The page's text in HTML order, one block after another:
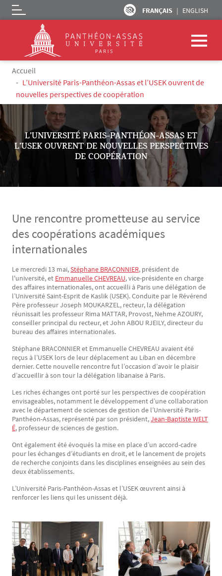
Aller au contenu principal
FRANÇAIS ENGLISH
Logo
Fil d'Ariane
Accueil
L’Université Paris-Panthéon-Assas et l’USEK ouvrent de
nouvelles perspectives de coopération
L’UNIVERSITÉ PARIS-PANTHÉON-ASSAS ET
L’USEK OUVRENT DE NOUVELLES PERSPECTIVES
DE COOPÉRATION
Une rencontre prometteuse au service
des coopérations académiques
internationales
Texte
Le mercredi 13 mai,Stéphane BRACONNIER, président de
l'université, et Emmanuelle CHEVREAU, vice-présidente en charge
des affaires internationales, ont accueilli à Paris une délégation de
l’Université Saint-Esprit de Kaslik (USEK). Conduite par le Révérend
Père professeur Joseph MOUKARZEL, recteur, la délégation
réunissait les professeur Rima MATTAR, Provost, Nehme AZOURY,
conseiller principal du recteur, et John ABOU RJEILY, directeur du
bureau des affaires internationales.
Stéphane BRACONNIER et Emmanuelle CHEVREAU avaient été
reçus à l’USEK lors de leur déplacement au Liban en décembre
dernier. Cette nouvelle rencontre fut l’occasion d’avoir le plaisir
d’accueillir à son tour la délégation libanaise à Paris.
Les riches échanges ont porté sur les perspectives de coopération
envisageables, notamment le développement d’une collaboration
avec le département de sciences de gestion de l’Université Paris-
Panthéon-Assas, représenté par son président,Jean-Baptiste WELT
É, professeur de sciences de gestion.
Ont également été évoqués la mise en place d’un accord-cadre
pour les échanges d’étudiants en droit, et le lancement de projets
de recherche conjoints dans les disciplines enseignées au sein des
deux établissements.
L’Université Paris-Panthéon-Assas et l’USEK œuvrent ainsi à
renforcer les liens qui les unissent déjà.